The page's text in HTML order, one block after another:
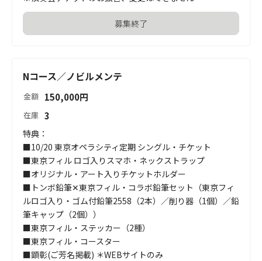
募集終了
Nコース／ノビルメンテ
金額 150,000円
在庫 3
特典：
■10/20 東京オペラシティ定期 シングル・チケット
■東京フィル ロゴ入りスマホ・ネックストラップ
■オリジナル・アート入りチケットホルダー
■トンボ鉛筆✕東京フィル・コラボ鉛筆セット（東京フィ
ルロゴ入り・ゴム付鉛筆2558（2本）／削り器（1個）／鉛
筆キャップ（2個））
■東京フィル・ステッカー（2種）
■東京フィル・コースター
■顕彰(ご芳名掲載) ＊WEBサイトのみ